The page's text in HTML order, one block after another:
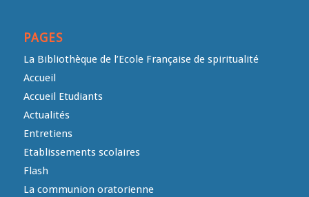
PAGES
La Bibliothèque de l’Ecole Française de spiritualité
Accueil
Accueil Etudiants
Actualités
Entretiens
Etablissements scolaires
Flash
La communion oratorienne